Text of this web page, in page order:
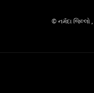
© નર્મદા જિલ્લો ,